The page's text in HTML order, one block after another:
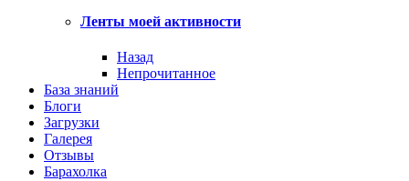
Ленты моей активности
Назад
Непрочитанное
База знаний
Блоги
Загрузки
Галерея
Отзывы
Барахолка